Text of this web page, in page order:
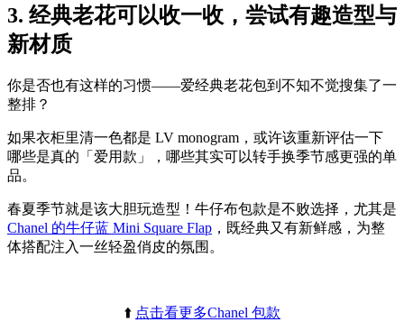
3. 经典老花可以收一收，尝试有趣造型与
新材质
你是否也有这样的习惯——爱经典老花包到不知不觉搜集了一
整排？
如果衣柜里清一色都是 LV monogram，或许该重新评估一下
哪些是真的「爱用款」，哪些其实可以转手换季节感更强的单
品。
春夏季节就是该大胆玩造型！牛仔布包款是不败选择，尤其是
Chanel 的牛仔蓝 Mini Square Flap ，既经典又有新鲜感，为整
体搭配注入一丝轻盈俏皮的氛围。
⬆️ 点击看更多Chanel 包款